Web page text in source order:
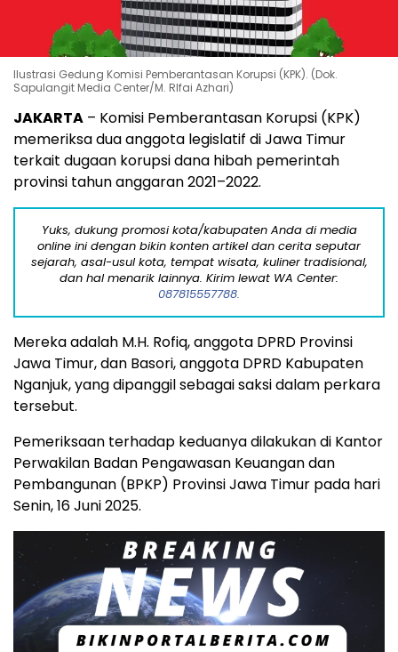
Ilustrasi Gedung Komisi Pemberantasan Korupsi (KPK). (Dok.
Sapulangit Media Center/M. RIfai Azhari)
JAKARTA – Komisi Pemberantasan Korupsi (KPK)
memeriksa dua anggota legislatif di Jawa Timur
terkait dugaan korupsi dana hibah pemerintah
provinsi tahun anggaran 2021–2022.
Yuks, dukung promosi kota/kabupaten Anda di media
online ini dengan bikin konten artikel dan cerita seputar
sejarah, asal-usul kota, tempat wisata, kuliner tradisional,
dan hal menarik lainnya. Kirim lewat WA Center:
087815557788.
Mereka adalah M.H. Rofiq, anggota DPRD Provinsi
Jawa Timur, dan Basori, anggota DPRD Kabupaten
Nganjuk, yang dipanggil sebagai saksi dalam perkara
tersebut.
Pemeriksaan terhadap keduanya dilakukan di Kantor
Perwakilan Badan Pengawasan Keuangan dan
Pembangunan (BPKP) Provinsi Jawa Timur pada hari
Senin, 16 Juni 2025.